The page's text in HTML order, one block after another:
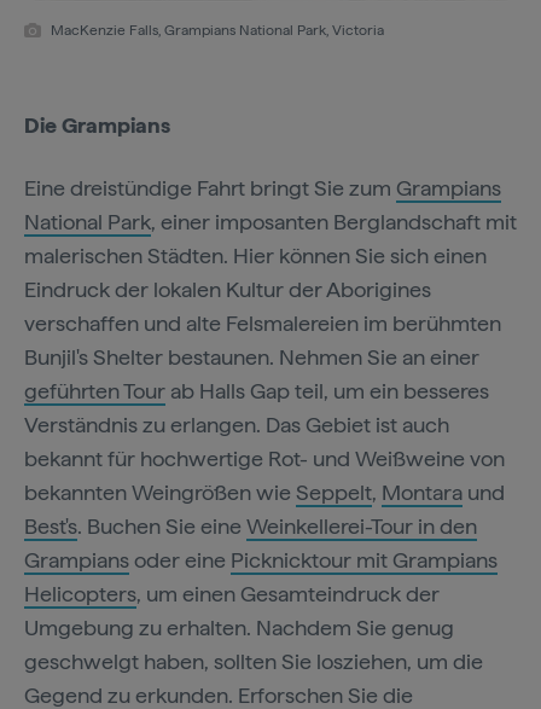
MacKenzie Falls, Grampians National Park, Victoria
Die Grampians
Eine dreistündige Fahrt bringt Sie zum Grampians
National Park, einer imposanten Berglandschaft mit
malerischen Städten. Hier können Sie sich einen
Eindruck der lokalen Kultur der Aborigines
verschaffen und alte Felsmalereien im berühmten
Bunjil's Shelter bestaunen. Nehmen Sie an einer
geführten Tour ab Halls Gap teil, um ein besseres
Verständnis zu erlangen. Das Gebiet ist auch
bekannt für hochwertige Rot- und Weißweine von
bekannten Weingrößen wie Seppelt, Montara und
Best's. Buchen Sie eine Weinkellerei-Tour in den
Grampiansoder eine Picknicktour mit Grampians
Helicopters, um einen Gesamteindruck der
Umgebung zu erhalten. Nachdem Sie genug
geschwelgt haben, sollten Sie losziehen, um die
Gegend zu erkunden. Erforschen Sie die